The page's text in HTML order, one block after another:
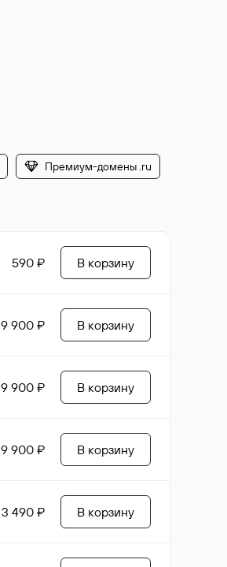
Премиум-домены .ru
590 ₽ В корзину
9 900 ₽ В корзину
9 900 ₽ В корзину
9 900 ₽ В корзину
3 490 ₽ В корзину